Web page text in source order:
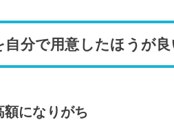
分で用意したほうが良
額になりがち